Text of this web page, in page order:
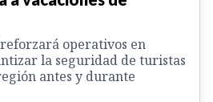
operativos en
la seguridad de turistas
antes y durante